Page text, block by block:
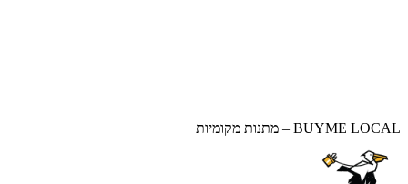
BUYME LOCAL – מתנות מקומיות